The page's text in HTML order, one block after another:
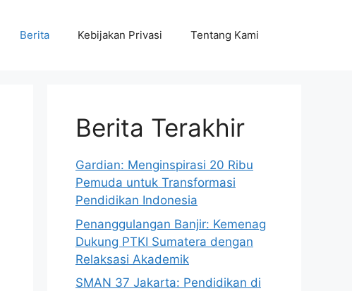
Berita Kebijakan Privasi Tentang Kami
Berita Terakhir
Gardian: Menginspirasi 20 Ribu
Pemuda untuk Transformasi
Pendidikan Indonesia
Penanggulangan Banjir: Kemenag
Dukung PTKI Sumatera dengan
Relaksasi Akademik
SMAN 37 Jakarta: Pendidikan di